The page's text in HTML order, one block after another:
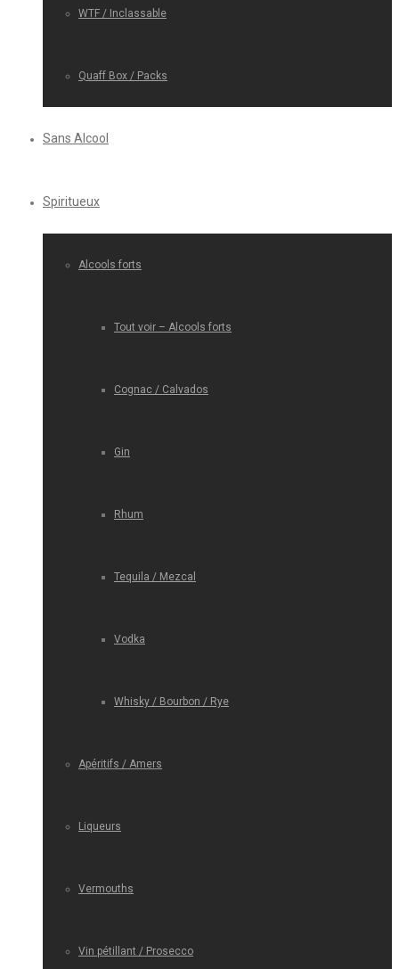
WTF / Inclassable
Quaff Box / Packs
Sans Alcool
Spiritueux
Alcools forts
Tout voir – Alcools forts
Cognac / Calvados
Gin
Rhum
Tequila / Mezcal
Vodka
Whisky / Bourbon / Rye
Apéritifs / Amers
Liqueurs
Vermouths
Vin pétillant / Prosecco